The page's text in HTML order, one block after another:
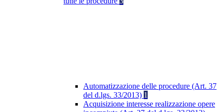
Automatizzazione delle procedure (Art. 37
del d.lgs. 33/2013) 1
Acquisizione interesse realizzazione opere